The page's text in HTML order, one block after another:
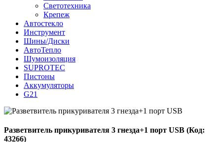
Светотехника
Крепеж
Автостекло
Инструмент
Шины/Диски
АвтоТепло
Шумоизоляция
SUPROTEC
Пистоны
Аккумуляторы
G21
Разветвитель прикуривателя 3 гнезда+1 порт USB (Код:
43266)